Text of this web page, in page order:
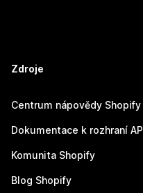
Zdroje
Centrum nápovědy Shopify
Dokumentace k rozhraní API
Komunita Shopify
Blog Shopify